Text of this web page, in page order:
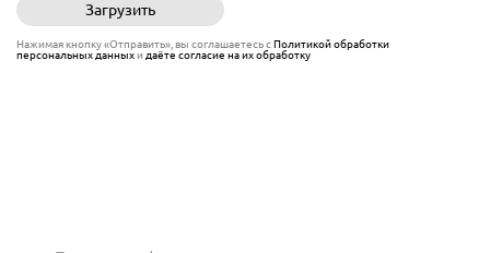
Загрузить
Нажимая кнопку «Отправить», вы соглашаетесь сПолитикой обработки
персональных данныхи даёте согласие на их обработку